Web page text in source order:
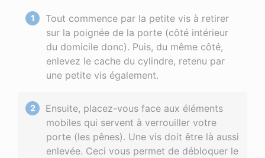
Tout commence par la petite vis à retirer
sur la poignée de la porte (côté intérieur
du domicile donc). Puis, du même côté,
enlevez le cache du cylindre, retenu par
une petite vis également.
Ensuite, placez-vous face aux éléments
mobiles qui servent à verrouiller votre
porte (les pênes). Une vis doit être là aussi
enlevée. Ceci vous permet de débloquer le